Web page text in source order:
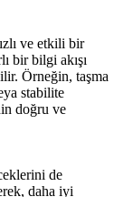
ve etkili bir
bir bilgi akışı
Örneğin, taşma
stabilite
doğru ve
de
daha iyi